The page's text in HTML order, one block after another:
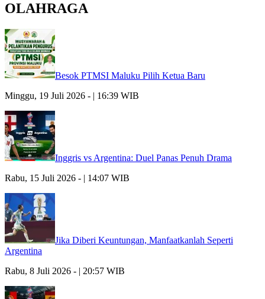
OLAHRAGA
Besok PTMSI Maluku Pilih Ketua Baru
Minggu, 19 Juli 2026 - | 16:39 WIB
Inggris vs Argentina: Duel Panas Penuh Drama
Rabu, 15 Juli 2026 - | 14:07 WIB
Jika Diberi Keuntungan, Manfaatkanlah Seperti
Argentina
Rabu, 8 Juli 2026 - | 20:57 WIB